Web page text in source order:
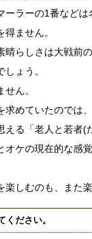
ーラーの1番など
ません。
晴らしさは大戦前
ょう。
ん。
求めていたのでは
える「老人と若者
オケの現在的な感
楽しむのも、また
ください。